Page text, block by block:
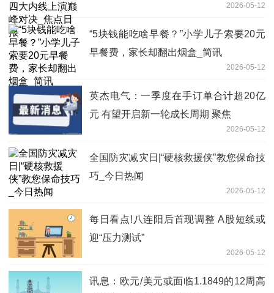
2026-05-12
“5块钱能吃啥早餐？”小学儿子索要20元
早餐费，家长却翻出烟盒_简讯
2026-05-12
英杰电气：一季度在手订单合计超20亿
元 有望开启新一轮成长周期 聚焦
2026-05-12
全国防灾减灾日|“硬核救援侠”教您保命技
巧_今日热闻
2026-05-12
每日看点!八连阳后首现调整 A股短线或
迎“压力测试”
2026-05-12
讯息：欧元/美元或面临1.1849的12周高